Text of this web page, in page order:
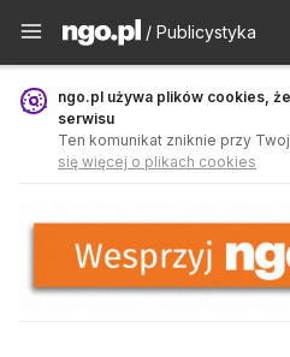
Publicystyka -
/ Publicystyka
ngo.pl używa plików cookies,
serwisu
Ten komunikat zniknie przy
się więcej o plikach cookies